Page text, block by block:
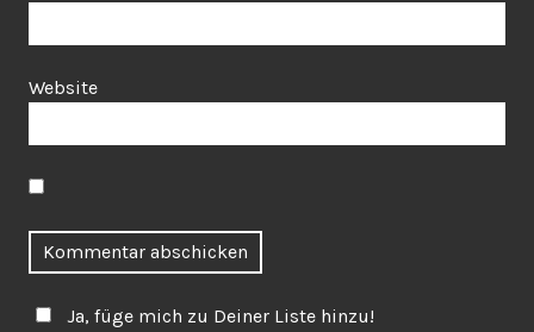
Website
Ja, füge mich zu Deiner Liste hinzu!